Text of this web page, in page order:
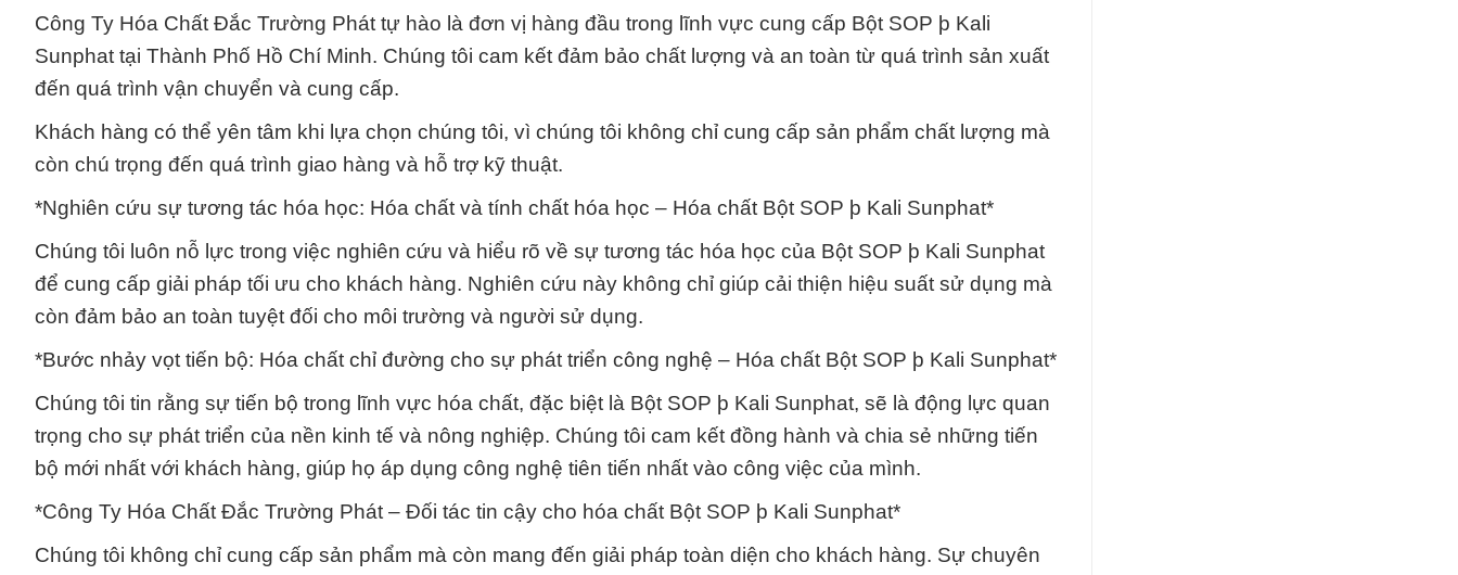
Công Ty Hóa Chất Đắc Trường Phát tự hào là đơn vị hàng đầu trong lĩnh vực cung cấp Bột SOP þ Kali
Sunphat tại Thành Phố Hồ Chí Minh. Chúng tôi cam kết đảm bảo chất lượng và an toàn từ quá trình sản xuất
đến quá trình vận chuyển và cung cấp.
Khách hàng có thể yên tâm khi lựa chọn chúng tôi, vì chúng tôi không chỉ cung cấp sản phẩm chất lượng mà
còn chú trọng đến quá trình giao hàng và hỗ trợ kỹ thuật.
*Nghiên cứu sự tương tác hóa học: Hóa chất và tính chất hóa học – Hóa chất Bột SOP þ Kali Sunphat*
Chúng tôi luôn nỗ lực trong việc nghiên cứu và hiểu rõ về sự tương tác hóa học của Bột SOP þ Kali Sunphat
để cung cấp giải pháp tối ưu cho khách hàng. Nghiên cứu này không chỉ giúp cải thiện hiệu suất sử dụng mà
còn đảm bảo an toàn tuyệt đối cho môi trường và người sử dụng.
*Bước nhảy vọt tiến bộ: Hóa chất chỉ đường cho sự phát triển công nghệ – Hóa chất Bột SOP þ Kali Sunphat*
Chúng tôi tin rằng sự tiến bộ trong lĩnh vực hóa chất, đặc biệt là Bột SOP þ Kali Sunphat, sẽ là động lực quan
trọng cho sự phát triển của nền kinh tế và nông nghiệp. Chúng tôi cam kết đồng hành và chia sẻ những tiến
bộ mới nhất với khách hàng, giúp họ áp dụng công nghệ tiên tiến nhất vào công việc của mình.
*Công Ty Hóa Chất Đắc Trường Phát – Đối tác tin cậy cho hóa chất Bột SOP þ Kali Sunphat*
Chúng tôi không chỉ cung cấp sản phẩm mà còn mang đến giải pháp toàn diện cho khách hàng. Sự chuyên